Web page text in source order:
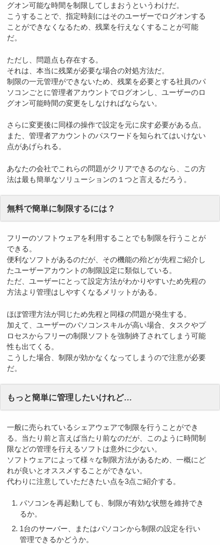
グオン可能な時間を制限してしまおうというわけだ。
こうすることで、指定時刻にはそのユーザーでログオンする
ことができなくなるため、残業を行えなくすることが可能
だ。
ただし、問題点も存在する。
それは、本当に残業が必要な場合の対処方法だ。
制限の一元管理ができないため、残業を必要とする社員のパ
ソコンごとに管理者アカウントでログオンし、ユーザーのロ
グオン可能時間の変更をしなければならない。
さらに変更後に同様の操作で設定を元に戻す必要がある点。
また、管理者アカウントのパスワードを知られてはいけない
点があげられる。
あなたの会社でこれらの問題がクリアできるのなら、この方
法は最も簡単なソリューションの１つと言えるだろう。
無料で簡単に制限するには？
フリーのソフトウェアを利用することでも制限を行うことが
できる。
便利なソフトがあるのだが、その機能の殆どが先程ご紹介し
たユーザーアカウントの制限設定に類似している。
ただ、ユーザーにとって設定方法がわかりやすいため先程の
方法より管理はしやすくなるメリットがある。
ほぼ管理方法が同じため先程と同様の問題が発生する。
加えて、ユーザーのパソコンスキルが高い場合、タスクやプ
ロセスからフリーの制限ソフトを強制終了されてしまう可能
性も出てくる。
こうした場合、制限が効かなくなってしまうので注意が必要
だ。
もっと簡単に管理したいけれど…
一般に売られているシェアウェアで制限を行うことができ
る。当たり前と言えば当たり前なのだが、このように時間制
限などの管理を行えるソフトは意外に少ない。
ソフトウェアによって様々な制限方法があるため、一概にど
れが良いとオススメすることができない。
代わりに注意していただきたい点を3点ご紹介する。
パソコンを再起動しても、制限が有効な状態を維持でき
るか。
1台のサーバー、またはパソコンから制限の設定を行い
管理できるかどうか。